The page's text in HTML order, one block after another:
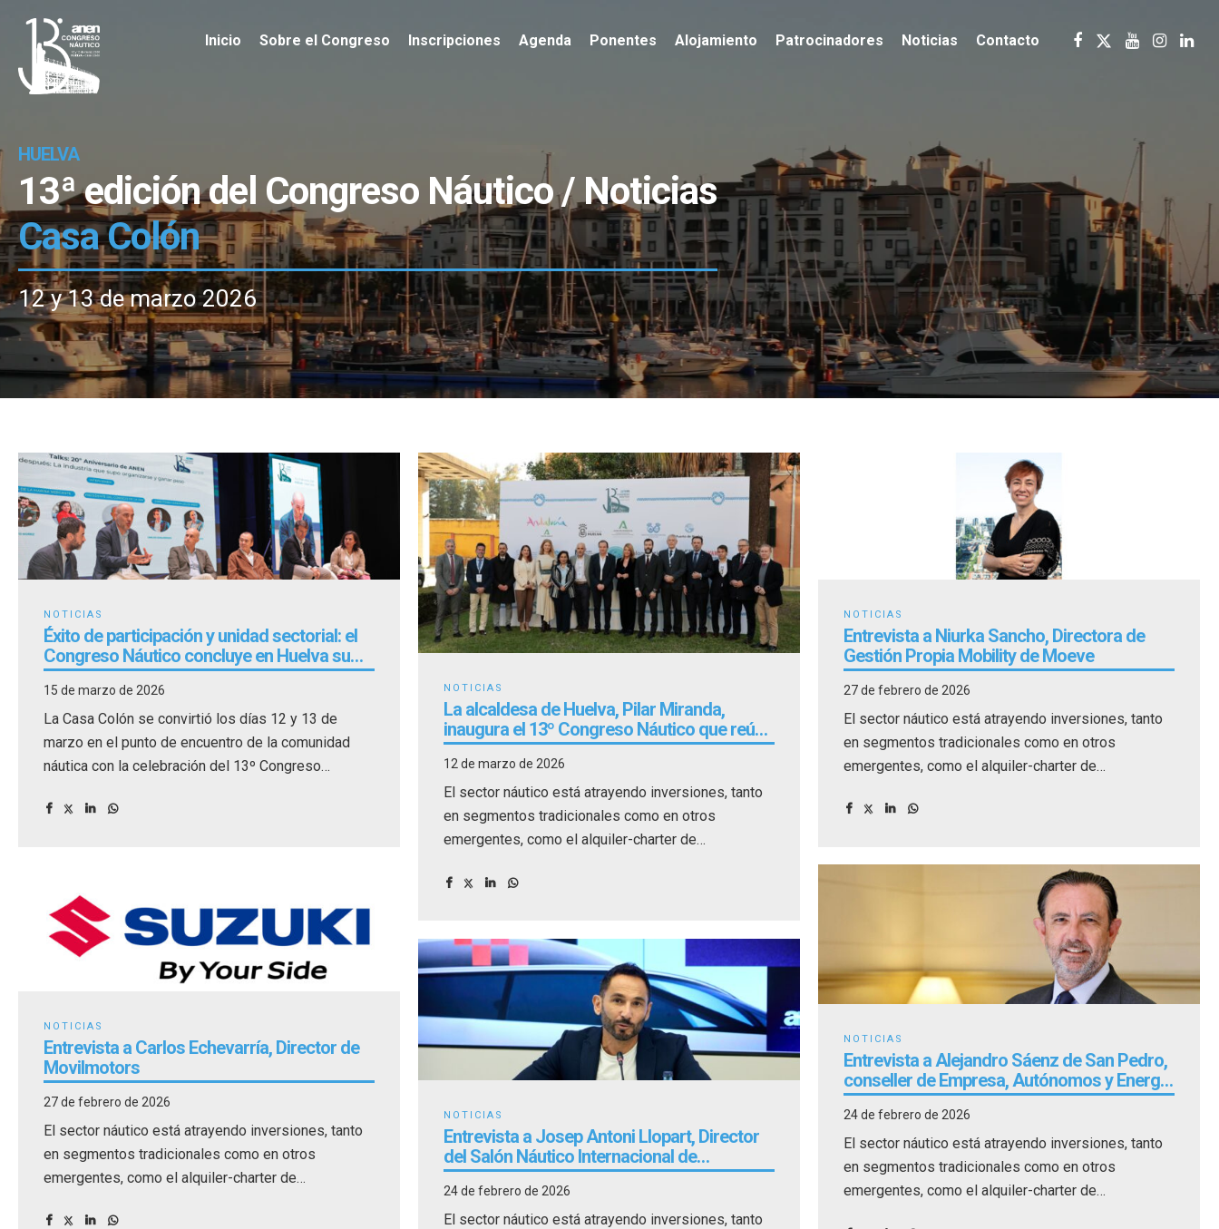
Inicio Sobre el Congreso Inscripciones Agenda Ponentes Alojamiento Patrocinadores Noticias Contacto
HUELVA
13ª edición del Congreso Náutico / Noticias
Casa Colón
12 y 13 de marzo 2026
NOTICIAS
Éxito de participación y unidad sectorial: el
Congreso Náutico concluye en Huelva su
itinerario en Andalucía
15 de marzo de 2026
La Casa Colón se convirtió los días 12 y 13 de
marzo en el punto de encuentro de la comunidad
náutica con la celebración del 13º Congreso
NOTICIAS
La alcaldesa de Huelva, Pilar Miranda,
inaugura el 13º Congreso Náutico que reúne
a la comunidad náutica en Casa Colón
12 de marzo de 2026
El sector náutico está atrayendo inversiones, tanto
en segmentos tradicionales como en otros
emergentes, como el alquiler-charter de
NOTICIAS
Entrevista a Niurka Sancho, Directora de
Gestión Propia Mobility de Moeve
27 de febrero de 2026
El sector náutico está atrayendo inversiones, tanto
en segmentos tradicionales como en otros
emergentes, como el alquiler-charter de
NOTICIAS
Entrevista a Carlos Echevarría, Director de
Movilmotors
27 de febrero de 2026
El sector náutico está atrayendo inversiones, tanto
en segmentos tradicionales como en otros
emergentes, como el alquiler-charter de
NOTICIAS
Entrevista a Alejandro Sáenz de San Pedro,
conseller de Empresa, Autónomos y Energía
del Govern de les Illes Balears y organizador
del Palma International Boat Show
24 de febrero de 2026
El sector náutico está atrayendo inversiones, tanto
en segmentos tradicionales como en otros
emergentes, como el alquiler-charter de
NOTICIAS
Entrevista a Josep Antoni Llopart, Director
del Salón Náutico Internacional de
Barcelona
24 de febrero de 2026
El sector náutico está atrayendo inversiones, tanto